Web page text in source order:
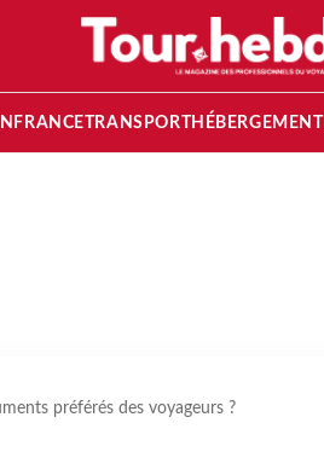
FRANCETRANSPORT HÉBERGEMENT
préférés des voyageurs ?